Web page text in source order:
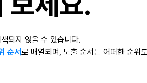
되지 않을 수 있습니다.
순서로 배열되며, 노출 순서는 어떠한 순위